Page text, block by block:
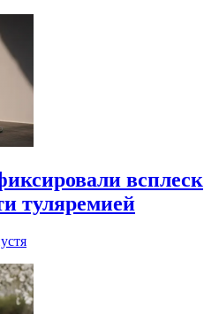
всплеск
туляремией